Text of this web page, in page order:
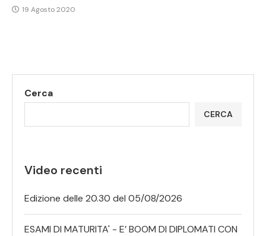
19 Agosto 2020
Cerca
CERCA
Video recenti
Edizione delle 20.30 del 05/08/2026
ESAMI DI MATURITA' - E’ BOOM DI DIPLOMATI CON